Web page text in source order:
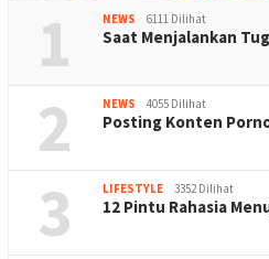
1 NEWS 6111 Dilihat
Saat Menjalankan
2 NEWS 4055 Dilihat
Posting Konten
3 LIFESTYLE 3352 Dilihat
12 Pintu Rahasia